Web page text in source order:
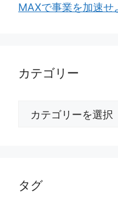
MAXで事業を加速せ
カテゴリー
タグ